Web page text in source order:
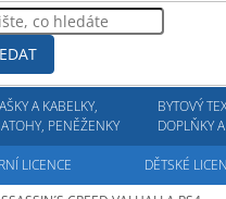
A KABELKY,
PENĚŽENKY
BYTOVÝ
DOPLŇKY
LICENCE DĚTSKÉ